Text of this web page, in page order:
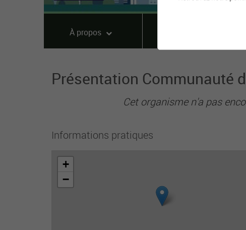
À propos
Présentation Communauté
Cet organisme n'a pas
Informations pratiques
+
−